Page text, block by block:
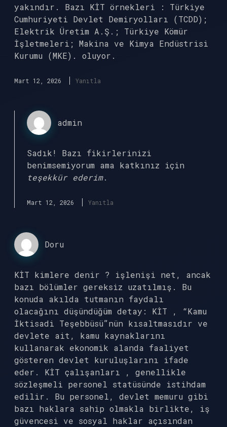
yakındır. Bazı KİT örnekleri : Türkiye
Cumhuriyeti Devlet Demiryolları (TCDD);
Elektrik Üretim A.Ş.; Türkiye Kömür
İşletmeleri; Makina ve Kimya Endüstrisi
Kurumu (MKE). oluyor.
Mart 12, 2026 Yanıtla
admin
Sadık! Bazı fikirlerinizi
benimsemiyorum ama katkınız için
teşekkür ederim.
Mart 12, 2026 Yanıtla
Doru
KİT kimlere denir ? işlenişi net, ancak
bazı bölümler gereksiz uzatılmış. Bu
konuda akılda tutmanın faydalı
olacağını düşündüğüm detay: KİT , “Kamu
İktisadi Teşebbüsü”nün kısaltmasıdır ve
devlete ait, kamu kaynaklarını
kullanarak ekonomik alanda faaliyet
gösteren devlet kuruluşlarını ifade
eder. KİT çalışanları , genellikle
sözleşmeli personel statüsünde istihdam
edilir. Bu personel, devlet memuru gibi
bazı haklara sahip olmakla birlikte, iş
güvencesi ve sosyal haklar açısından